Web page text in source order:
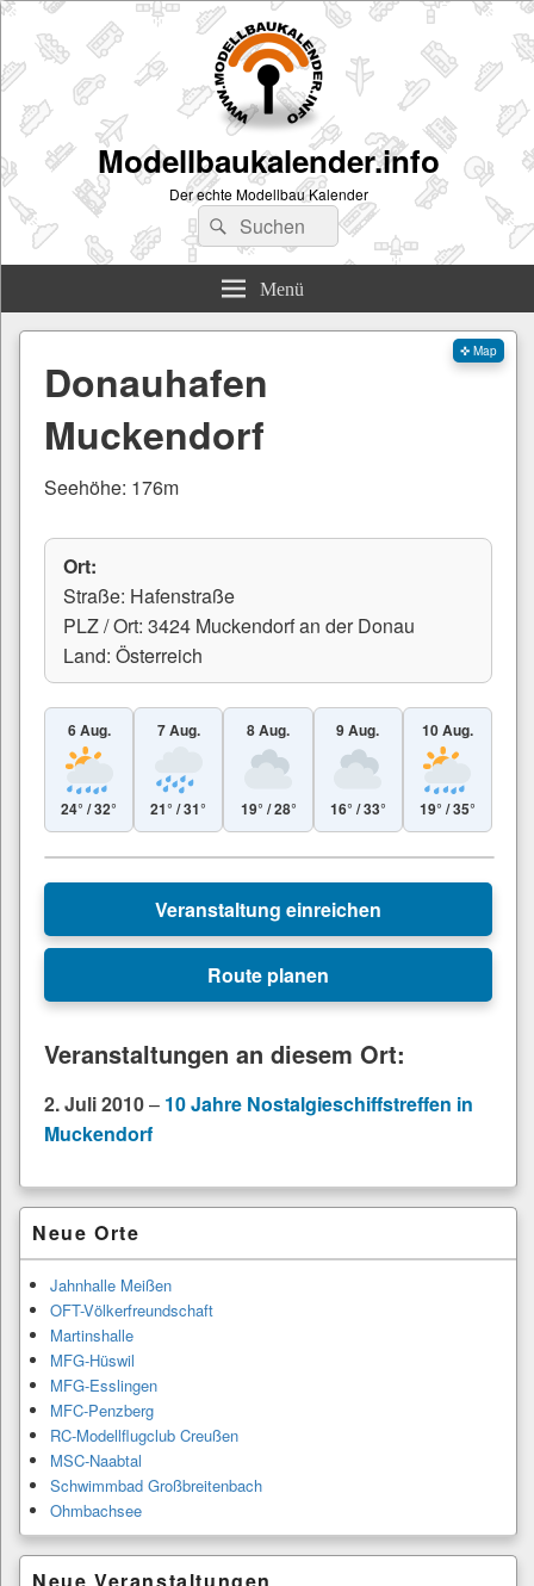
Modellbaukalender.info
Der echte Modellbau Kalender
Suchen
nach:
Suchen
Menü
✜ Map
Donauhafen
Muckendorf
Seehöhe: 176m
Ort:
Straße: Hafenstraße
PLZ / Ort: 3424 Muckendorf an der Donau
Land: Österreich
6 Aug.
24° / 32°
7 Aug.
21° / 31°
8 Aug.
19° / 28°
9 Aug.
16° / 33°
10 Aug.
19° / 35°
+
Veranstaltung einreichen
Route planen
Veranstaltungen an diesem Ort:
2. Juli 2010– 10 Jahre Nostalgieschiffstreffen in
Muckendorf
Primärer
Seitenleisten-
Widgetbereich
Neue Orte
Jahnhalle Meißen
OFT-Völkerfreundschaft
Martinshalle
MFG-Hüswil
MFG-Esslingen
MFC-Penzberg
RC-Modellflugclub Creußen
MSC-Naabtal
Schwimmbad Großbreitenbach
Ohmbachsee